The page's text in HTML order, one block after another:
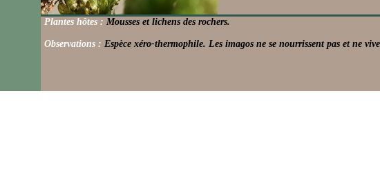
Plantes hôtes : Mousses et lichens des rochers.
Observations : Espèce xéro-thermophile. Les imagos ne se nourrissent pas et ne